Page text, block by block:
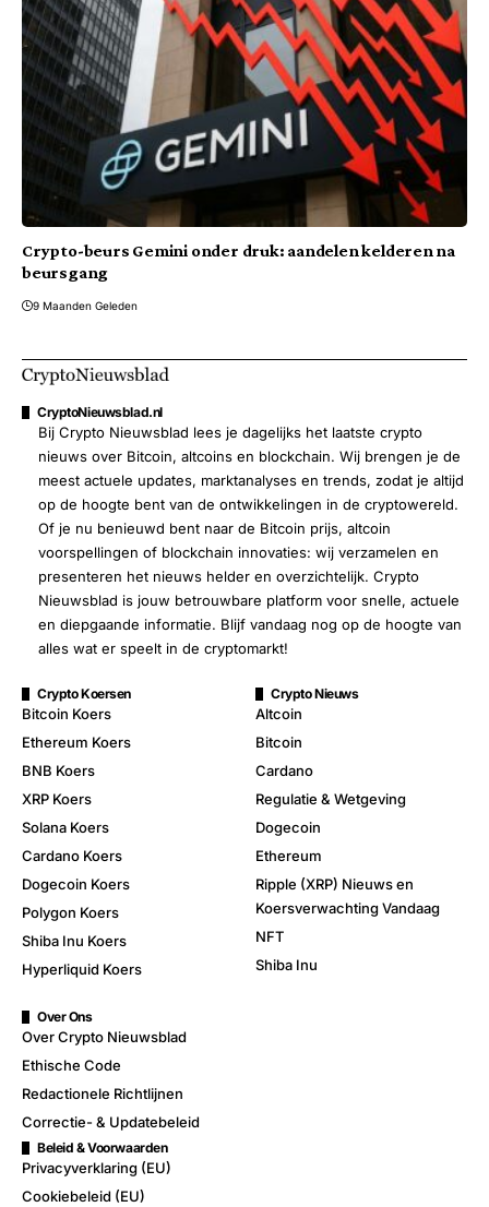
Crypto-beurs Gemini onder druk: aandelen kelderen na
beursgang
9 Maanden Geleden
CryptoNieuwsblad.nl
Bij Crypto Nieuwsblad lees je dagelijks het laatste crypto
nieuws over Bitcoin, altcoins en blockchain. Wij brengen je de
meest actuele updates, marktanalyses en trends, zodat je altijd
op de hoogte bent van de ontwikkelingen in de cryptowereld.
Of je nu benieuwd bent naar de Bitcoin prijs, altcoin
voorspellingen of blockchain innovaties: wij verzamelen en
presenteren het nieuws helder en overzichtelijk. Crypto
Nieuwsblad is jouw betrouwbare platform voor snelle, actuele
en diepgaande informatie. Blijf vandaag nog op de hoogte van
alles wat er speelt in de cryptomarkt!
Crypto Koersen
Bitcoin Koers
Ethereum Koers
BNB Koers
XRP Koers
Solana Koers
Cardano Koers
Dogecoin Koers
Polygon Koers
Shiba Inu Koers
Hyperliquid Koers
Crypto Nieuws
Altcoin
Bitcoin
Cardano
Regulatie & Wetgeving
Dogecoin
Ethereum
Ripple (XRP) Nieuws en
Koersverwachting Vandaag
NFT
Shiba Inu
Over Ons
Over Crypto Nieuwsblad
Ethische Code
Redactionele Richtlijnen
Correctie- & Updatebeleid
Beleid & Voorwaarden
Privacyverklaring (EU)
Cookiebeleid (EU)